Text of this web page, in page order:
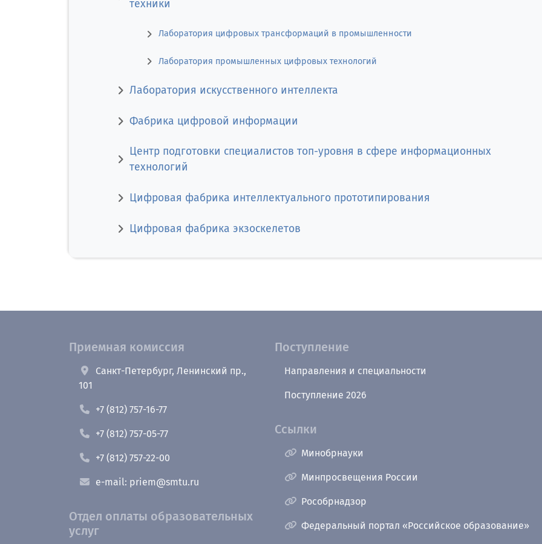
техники
Лаборатория цифровых трансформаций в промышленности
Лаборатория промышленных цифровых технологий
Лаборатория искусственного интеллекта
Фабрика цифровой информации
Центр подготовки специалистов топ-уровня в сфере информационных
технологий
Цифровая фабрика интеллектуального прототипирования
Цифровая фабрика экзоскелетов
Приемная комиссия
Санкт-Петербург, Ленинский пр.,
101
+7 (812) 757-16-77
+7 (812) 757-05-77
+7 (812) 757-22-00
e-mail: priem@smtu.ru
Отдел оплаты образовательных
услуг
Поступление
Направления и специальности
Поступление 2026
Ссылки
Минобрнауки
Минпросвещения России
Рособрнадзор
Федеральный портал «Российское образование»